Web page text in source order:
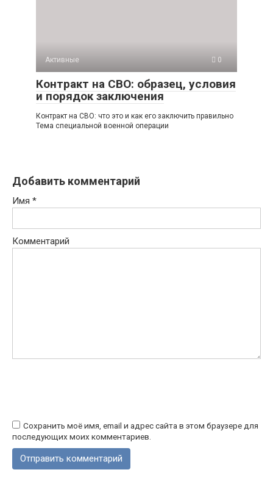
Активные 0
Контракт на СВО: образец, условия
и порядок заключения
Контракт на СВО: что это и как его заключить правильно
Тема специальной военной операции
Добавить комментарий
Имя *
Комментарий
Сохранить моё имя, email и адрес сайта в этом браузере для
последующих моих комментариев.